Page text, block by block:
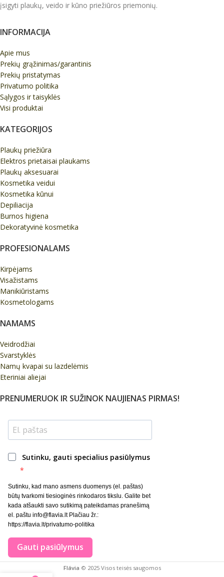
įsigyti plaukų, veido ir kūno priežiūros priemonių.
INFORMACIJA
Apie mus
Prekių grąžinimas/garantinis
Prekių pristatymas
Privatumo politika
Sąlygos ir taisyklės
Visi produktai
KATEGORIJOS
Plaukų priežiūra
Elektros prietaisai plaukams
Plaukų aksesuarai
Kosmetika veidui
Kosmetika kūnui
Depiliacija
Burnos higiena
Dekoratyvinė kosmetika
PROFESIONALAMS
Kirpėjams
Visažistams
Manikiūristams
Kosmetologams
NAMAMS
Veidrodžiai
Svarstyklės
Namų kvapai su lazdelėmis
Eteriniai aliejai
PRENUMERUOK IR SUŽINOK NAUJIENAS PIRMAS!
Sutinku, gauti specialius pasiūlymus
Sutinku, kad mano asmens duomenys (el. paštas)
būtų tvarkomi tiesioginės rinkodaros tikslu. Galite bet
kada atšaukti savo sutikimą pateikdamas pranešimą
el. paštu info@flavia.lt Plačiau žr.:
https://flavia.lt/privatumo-politika
Gauti pasiūlymus
Flávia © 2025 Visos teisės saugomos